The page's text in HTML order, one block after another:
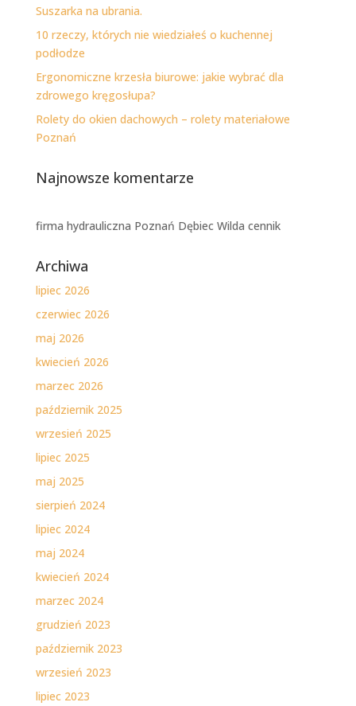
Suszarka na ubrania.
10 rzeczy, których nie wiedziałeś o kuchennej
podłodze
Ergonomiczne krzesła biurowe: jakie wybrać dla
zdrowego kręgosłupa?
Rolety do okien dachowych – rolety materiałowe
Poznań
Najnowsze komentarze
firma hydrauliczna Poznań Dębiec Wilda cennik
Archiwa
lipiec 2026
czerwiec 2026
maj 2026
kwiecień 2026
marzec 2026
październik 2025
wrzesień 2025
lipiec 2025
maj 2025
sierpień 2024
lipiec 2024
maj 2024
kwiecień 2024
marzec 2024
grudzień 2023
październik 2023
wrzesień 2023
lipiec 2023